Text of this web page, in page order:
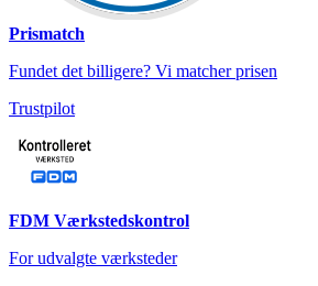
Prismatch
Fundet det billigere? Vi matcher prisen
Trustpilot
FDM Værkstedskontrol
For udvalgte værksteder